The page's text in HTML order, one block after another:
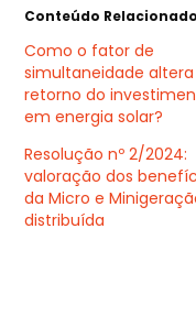
Conteúdo Relacionado
Como o fator de
simultaneidade altera
retorno do
em energia solar?
Resolução nº 2/2024:
valoração dos
da Micro e
distribuída